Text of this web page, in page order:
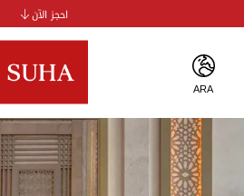
احجز الآن
سها جي بي آر للشقق
سها الخور للشقق
سوها الجداف
سوها بر دبي
ARA
ENG
ARA